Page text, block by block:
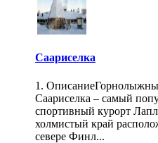
Саариселка
1.
Саариселка – самый
спортивный курорт
холмистый край
севере Финл...